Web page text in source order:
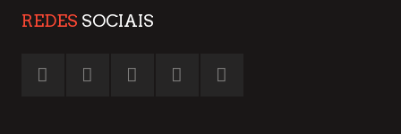
REDES SOCIAIS